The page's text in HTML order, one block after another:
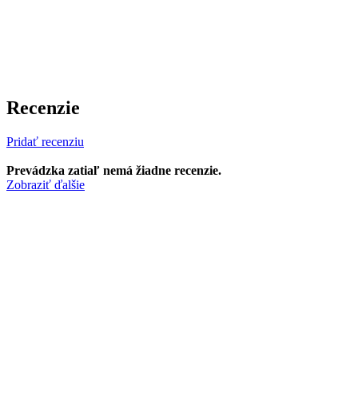
Recenzie
Pridať recenziu
Prevádzka zatiaľ nemá žiadne recenzie.
Zobraziť ďalšie